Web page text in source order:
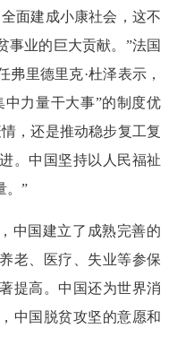
面建成小康社会，这不
事业的巨大贡献。”法国
里德里克·杜泽表示，
中力量干大事”的制度优
，还是推动稳步复工复
。中国坚持以人民福祉
。”
中国建立了成熟完善的
老、医疗、失业等参保
提高。中国还为世界消
中国脱贫攻坚的意愿和